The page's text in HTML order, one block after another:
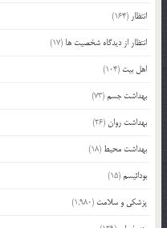
انتظار (164)
انتظار از دیدگاه شخصیت ها (17)
اهل بیت (104)
بهداشت جسم(73)
بهداشت روان(26)
بهداشت محیط (18)
بودائیسم(15)
پزشکی و سلامت (1,980)